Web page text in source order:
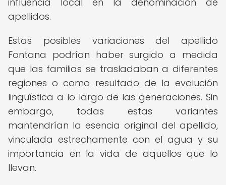
apellidos.
Estas posibles variaciones del apellido
Fontana podrían haber surgido a medida
que las familias se trasladaban a diferentes
regiones o como resultado de la evolución
lingüística a lo largo de las generaciones. Sin
embargo, todas estas variantes
mantendrían la esencia original del apellido,
vinculada estrechamente con el agua y su
importancia en la vida de aquellos que lo
llevan.